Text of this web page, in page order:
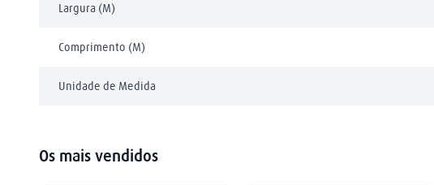
Largura (M)
Comprimento (M)
Unidade de Medida
Os mais vendidos